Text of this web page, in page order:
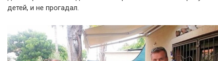
детей, и не прогадал.